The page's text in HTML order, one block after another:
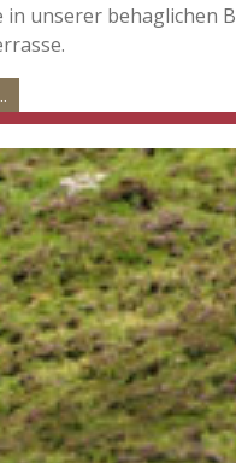
unserer behaglichen